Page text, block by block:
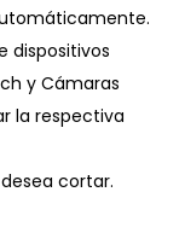
dispositivos
y Cámaras
la respectiva
cortar.